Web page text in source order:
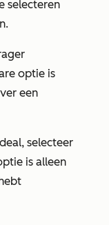
selecteren
optie is
een
, selecteer
is alleen